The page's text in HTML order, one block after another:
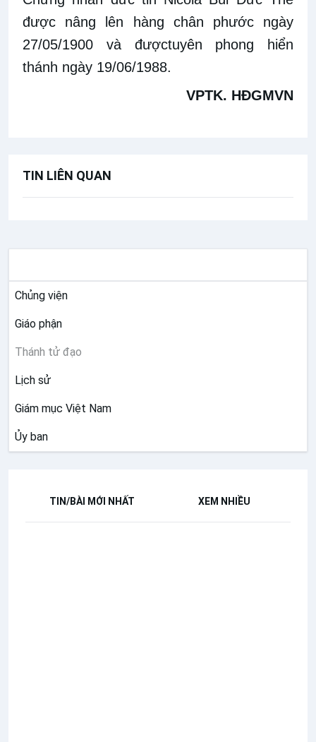
được nâng lên hàng chân phước ngày
27/05/1900 và đượctuyên phong hiển
thánh ngày 19/06/1988.
VPTK. HĐGMVN
TIN LIÊN QUAN
Chủng viện
Giáo phận
Thánh tử đạo
Lịch sử
Giám mục Việt Nam
Ủy ban
TIN/BÀI MỚI NHẤT XEM NHIỀU